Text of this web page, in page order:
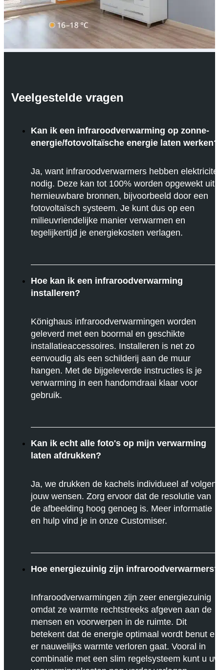
Veelgestelde vragen
Kan ik een infraroodverwarming op zonne-
energie/fotovoltaïsche energie laten werken?
Ja, want infraroodverwarmers hebben
nodig. Deze kan tot 100% worden opgewekt uit
hernieuwbare bronnen, bijvoorbeeld door een
fotovoltaïsch systeem. Je kunt dus op een
milieuvriendelijke manier verwarmen en
tegelijkertijd je energiekosten verlagen.
Hoe kan ik een infraroodverwarming
installeren?
Könighaus infraroodverwarmingen worden
geleverd met een boormal en geschikte
installatieaccessoires. Installeren is net zo
eenvoudig als een schilderij aan de muur
hangen. Met de bijgeleverde instructies is je
verwarming in een handomdraai klaar voor
gebruik.
Kan ik echt alle foto's op mijn verwarming
laten afdrukken?
Ja, we drukken de kachels individueel af
jouw wensen. Zorg ervoor dat de resolutie van
de afbeelding hoog genoeg is. Meer informatie
en hulp vind je in onze Customiser.
Hoe energiezuinig zijn infraroodverwarmers?
Infraroodverwarmingen zijn zeer energiezuinig
omdat ze warmte rechtstreeks afgeven aan de
mensen en voorwerpen in de ruimte. Dit
betekent dat de energie optimaal wordt benut en
er nauwelijks warmte verloren gaat. Vooral in
combinatie met een slim regelsysteem kunt u